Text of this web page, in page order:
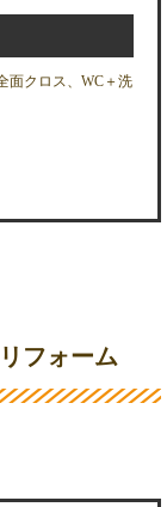
面クロス、WC＋洗
フォーム